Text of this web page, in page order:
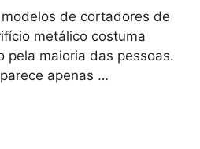
de cortadores de
metálico costuma
pela maioria das pessoas.
apenas …